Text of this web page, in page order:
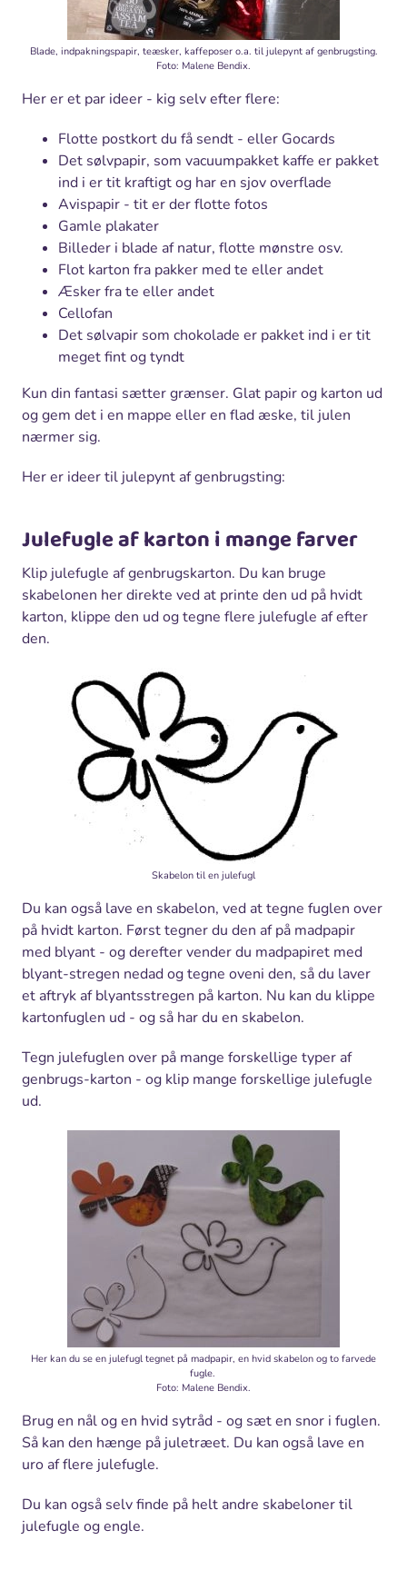
Blade, indpakningspapir, teæsker, kaffeposer o.a. til julepynt af genbrugsting.
Foto: Malene Bendix.
Her er et par ideer - kig selv efter flere:
Flotte postkort du få sendt - eller Gocards
Det sølvpapir, som vacuumpakket kaffe er pakket
ind i er tit kraftigt og har en sjov overflade
Avispapir - tit er der flotte fotos
Gamle plakater
Billeder i blade af natur, flotte mønstre osv.
Flot karton fra pakker med te eller andet
Æsker fra te eller andet
Cellofan
Det sølvapir som chokolade er pakket ind i er tit
meget fint og tyndt
Kun din fantasi sætter grænser. Glat papir og karton ud
og gem det i en mappe eller en flad æske, til julen
nærmer sig.
Her er ideer til julepynt af genbrugsting:
Julefugle af karton i mange farver
Klip julefugle af genbrugskarton. Du kan bruge
skabelonen her direkte ved at printe den ud på hvidt
karton, klippe den ud og tegne flere julefugle af efter
den.
Skabelon til en julefugl
Du kan også lave en skabelon, ved at tegne fuglen over
på hvidt karton. Først tegner du den af på madpapir
med blyant - og derefter vender du madpapiret med
blyant-stregen nedad og tegne oveni den, så du laver
et aftryk af blyantsstregen på karton. Nu kan du klippe
kartonfuglen ud - og så har du en skabelon.
Tegn julefuglen over på mange forskellige typer af
genbrugs-karton - og klip mange forskellige julefugle
ud.
Her kan du se en julefugl tegnet på madpapir, en hvid skabelon og to farvede
fugle.
Foto: Malene Bendix.
Brug en nål og en hvid sytråd - og sæt en snor i fuglen.
Så kan den hænge på juletræet. Du kan også lave en
uro af flere julefugle.
Du kan også selv finde på helt andre skabeloner til
julefugle og engle.